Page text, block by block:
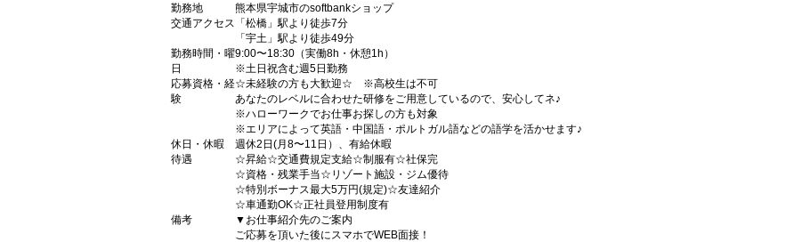
勤務地
熊本県宇城市のsoftbankショップ
交通アクセス 「松橋」駅より徒歩7分
「宇土」駅より徒歩49分
勤務時間・曜
日
9:00〜18:30（実働8h・休憩1h）
※土日祝含む週5日勤務
応募資格・経
験
☆未経験の方も大歓迎☆ ※高校生は不可
あなたのレベルに合わせた研修をご用意しているので、安心してネ♪
※ハローワークでお仕事お探しの方も対象
※エリアによって英語・中国語・ポルトガル語などの語学を活かせます♪
休日・休暇
週休2日(月8〜11日）、有給休暇
待遇
☆昇給☆交通費規定支給☆制服有☆社保完
☆資格・残業手当☆リゾート施設・ジム優待
☆特別ボーナス最大5万円(規定)☆友達紹介
☆車通勤OK☆正社員登用制度有
備考
▼お仕事紹介先のご案内
ご応募を頂いた後にスマホでWEB面接！